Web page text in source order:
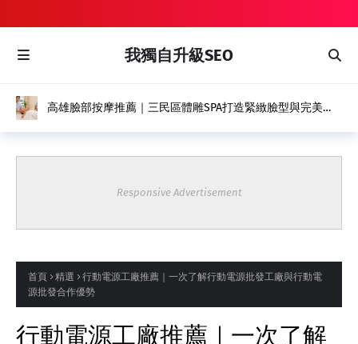
我獨自升級SEO
高雄臉部按摩推薦｜三民區體雕SPA打造緊緻臉型與完美體
Responsive Advertisement
首頁 精選
行動電源工廠推薦｜一次了解行動電源批發工廠與行動電
源批發合作優勢
行動電源工廠推薦｜一次了解